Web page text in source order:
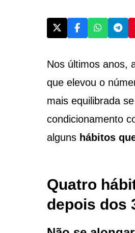
Nos últimos anos,
que elevou o
mais equilibrada
condicionamento
alguns hábitos
Quatro
depois dos